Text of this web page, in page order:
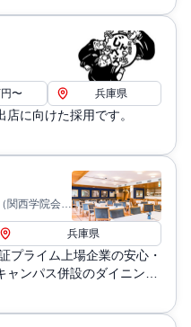
〜 兵庫県
に向けた採用です。
関西学院会館
兵庫県
プライム上場企業の安心・
ンパス併設のダイニング